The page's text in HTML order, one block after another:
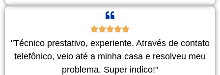
"Técnico prestativo, experiente. Através de contato
telefônico, veio até a minha casa e resolveu meu
problema. Super indico!"